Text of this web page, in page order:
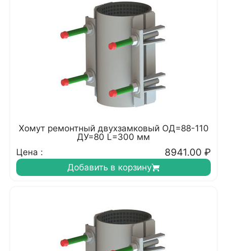
Хомут ремонтный двухзамковый ОД=88-110
ДУ=80 L=300 мм
Цена :
8941.00 ₽
Добавить в корзину